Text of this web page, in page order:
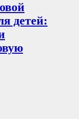
детей: